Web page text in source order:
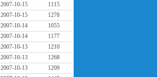
2007-10-15
1115
2007-10-15
1278
2007-10-14
1055
2007-10-14
1177
2007-10-13
1210
2007-10-13
1268
2007-10-13
1209